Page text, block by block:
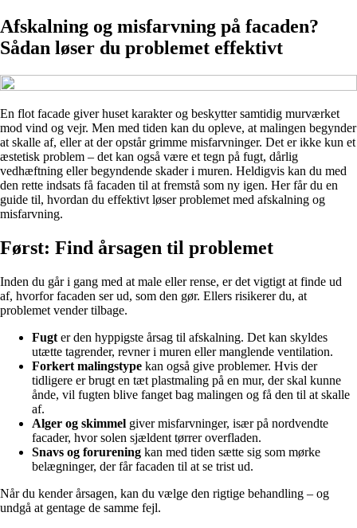
Afskalning og misfarvning på facaden?
Sådan løser du problemet effektivt
En flot facade giver huset karakter og beskytter samtidig murværket
mod vind og vejr. Men med tiden kan du opleve, at malingen begynder
at skalle af, eller at der opstår grimme misfarvninger. Det er ikke kun et
æstetisk problem – det kan også være et tegn på fugt, dårlig
vedhæftning eller begyndende skader i muren. Heldigvis kan du med
den rette indsats få facaden til at fremstå som ny igen. Her får du en
guide til, hvordan du effektivt løser problemet med afskalning og
misfarvning.
Først: Find årsagen til problemet
Inden du går i gang med at male eller rense, er det vigtigt at finde ud
af, hvorfor facaden ser ud, som den gør. Ellers risikerer du, at
problemet vender tilbage.
Fugt er den hyppigste årsag til afskalning. Det kan skyldes
utætte tagrender, revner i muren eller manglende ventilation.
Forkert malingstype kan også give problemer. Hvis der
tidligere er brugt en tæt plastmaling på en mur, der skal kunne
ånde, vil fugten blive fanget bag malingen og få den til at skalle
af.
Alger og skimmel giver misfarvninger, især på nordvendte
facader, hvor solen sjældent tørrer overfladen.
Snavs og forurening kan med tiden sætte sig som mørke
belægninger, der får facaden til at se trist ud.
Når du kender årsagen, kan du vælge den rigtige behandling – og
undgå at gentage de samme fejl.